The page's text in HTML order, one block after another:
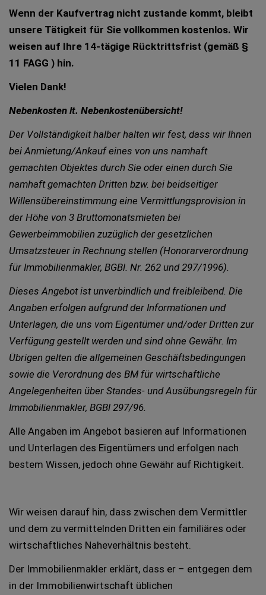
Wenn der Kaufvertrag nicht zustande kommt, bleibt
unsere Tätigkeit für Sie vollkommen kostenlos. Wir
weisen auf Ihre 14-tägige Rücktrittsfrist (gemäß §
11 FAGG ) hin.
Vielen Dank!
Nebenkosten lt. Nebenkostenübersicht!
Der Vollständigkeit halber halten wir fest, dass wir Ihnen
bei Anmietung/Ankauf eines von uns namhaft
gemachten Objektes durch Sie oder einen durch Sie
namhaft gemachten Dritten bzw. bei beidseitiger
Willensübereinstimmung eine Vermittlungsprovision in
der Höhe von 3 Bruttomonatsmieten bei
Gewerbeimmobilien zuzüglich der gesetzlichen
Umsatzsteuer in Rechnung stellen (Honorarverordnung
für Immobilienmakler, BGBl. Nr. 262 und 297/1996).
Dieses Angebot ist unverbindlich und freibleibend. Die
Angaben erfolgen aufgrund der Informationen und
Unterlagen, die uns vom Eigentümer und/oder Dritten zur
Verfügung gestellt werden und sind ohne Gewähr. Im
Übrigen gelten die allgemeinen Geschäftsbedingungen
sowie die Verordnung des BM für wirtschaftliche
Angelegenheiten über Standes- und Ausübungsregeln für
Immobilienmakler, BGBl 297/96.
Alle Angaben im Angebot basieren auf Informationen
und Unterlagen des Eigentümers und erfolgen nach
bestem Wissen, jedoch ohne Gewähr auf Richtigkeit.
Wir weisen darauf hin, dass zwischen dem Vermittler
und dem zu vermittelnden Dritten ein familiäres oder
wirtschaftliches Naheverhältnis besteht.
Der Immobilienmakler erklärt, dass er – entgegen dem
in der Immobilienwirtschaft üblichen